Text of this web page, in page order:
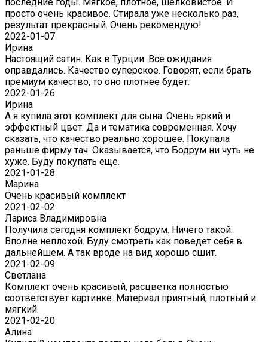
последние годы. Мягкое, плотное, шелковистое. И
просто очень красивое. Стирала уже несколько раз,
результат прекрасный. Очень рекомендую!
2022-01-07
Ирина
Настоящий сатин. Как в Турции. Все ожидания
оправдались. Качество суперское. Говорят, если брать
премиум качество, то оно плотнее будет.
2022-01-26
Ирина
А я купила этот комплект для сына. Очень яркий и
эффектный цвет. Да и тематика современная. Хочу
сказать, что качество реально хорошее. Покупала
раньше фирму тач. Оказывается, что Бодрум ни чуть не
хуже. Буду покупать еще.
2021-01-28
Марина
Очень красивый комплект
2021-02-02
Лариса Владимировна
Получила сегодня комплект бодрум. Ничего такой.
Вполне неплохой. Буду смотреть как поведет себя в
дальнейшем. А так вроде на вид хорошо сшит.
2021-02-09
Светлана
Комплект очень красивый, расцветка полностью
соответствует картинке. Материал приятный, плотный и
мягкий.
2021-02-20
Алина